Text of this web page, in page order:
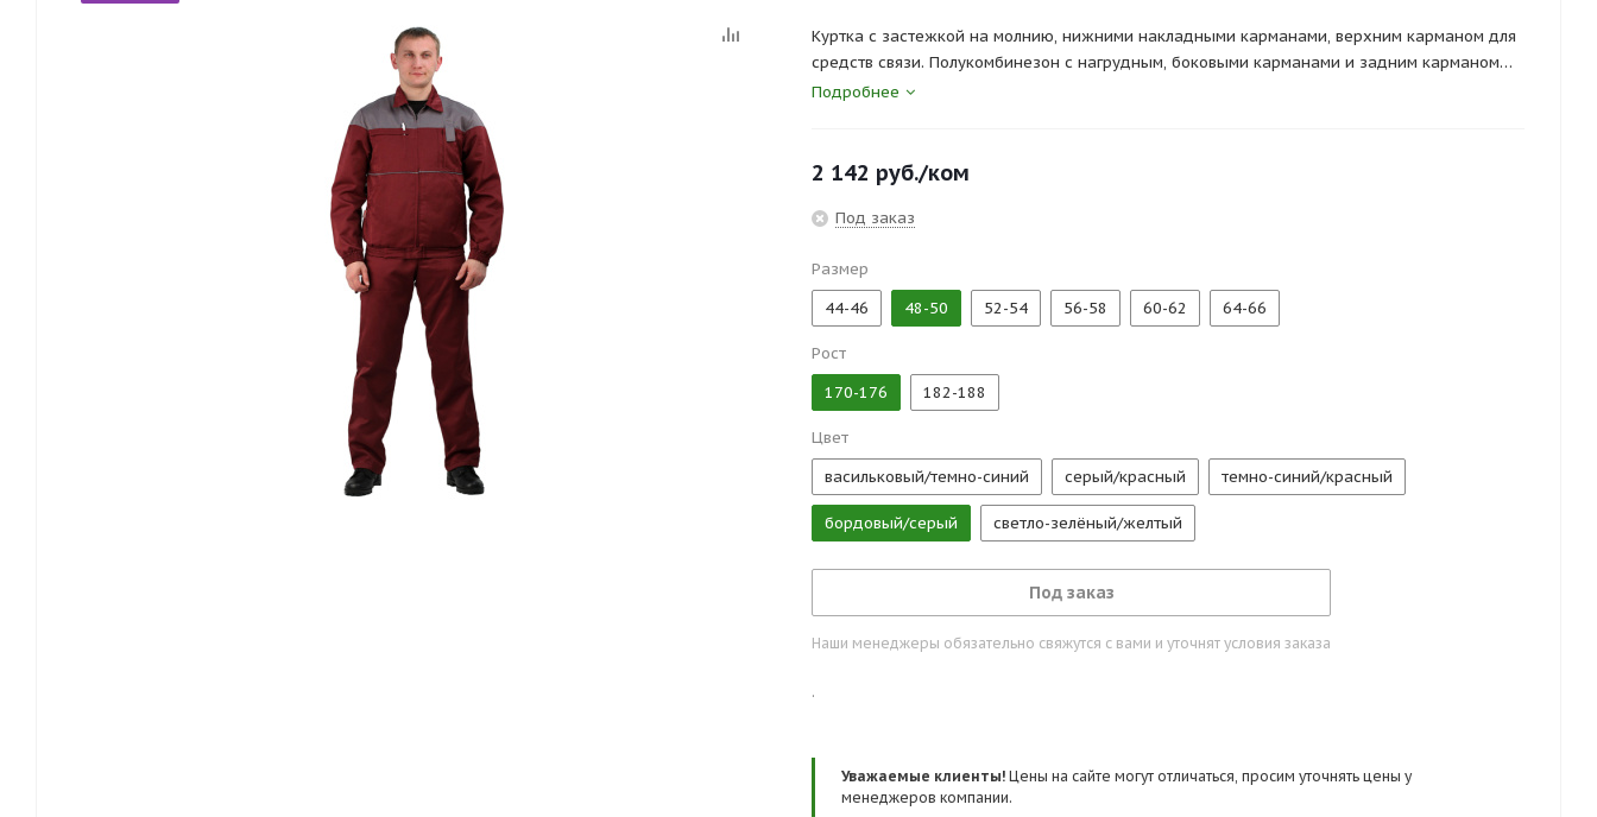
Куртка с застежкой на молнию, нижними накладными карманами, верхним карманом для
средств связи. Полукомбинезон с нагрудным, боковыми карманами и задним карманом
под инструмент.
ТР ТС 019/2011, ГОСТ 27575-87
Подробнее
2 142 руб./ком
Под заказ
Размер
44-46
48-50 52-54 56-58 60-62 64-66
Рост
170-176
182-188
Цвет
васильковый/темно-синий
серый/красный темно-синий/красный
бордовый/серый светло-зелёный/желтый
Под заказ
Наши менеджеры обязательно свяжутся с вами и уточнят условия заказа
.
Уважаемые клиенты! Цены на сайте могут отличаться, просим уточнять цены у
менеджеров компании.